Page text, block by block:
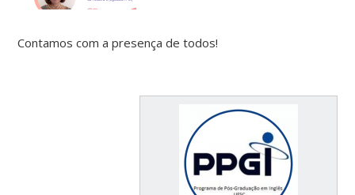
Contamos com a presença de todos!